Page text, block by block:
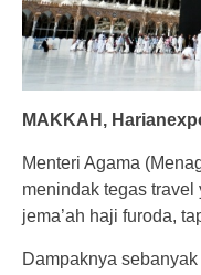
MAKKAH,
Menteri Agama
menindak tegas
jema’ah haji furoda,
Dampaknya